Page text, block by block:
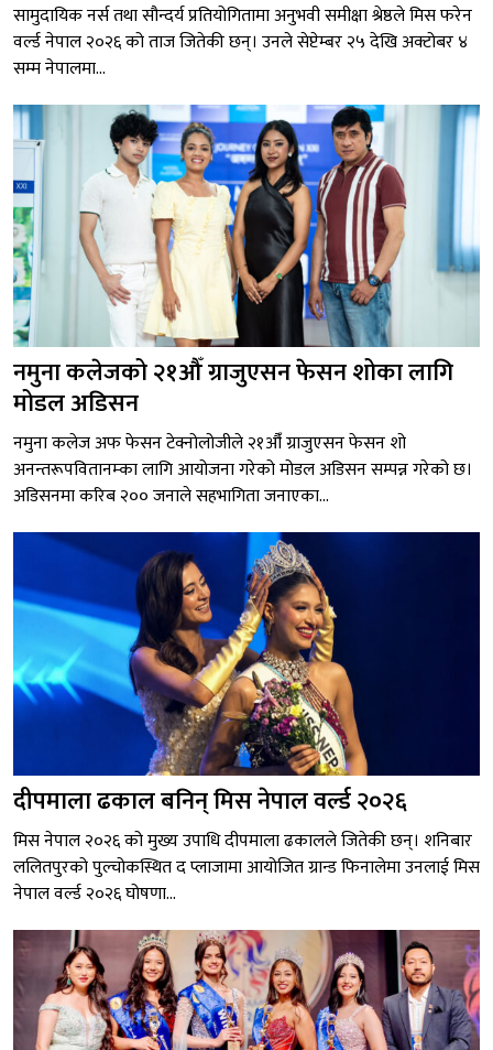
सामुदायिक नर्स तथा सौन्दर्य प्रतियोगितामा अनुभवी समीक्षा श्रेष्ठले मिस फरेन
वर्ल्ड नेपाल २०२६ को ताज जितेकी छन्। उनले सेप्टेम्बर २५ देखि अक्टोबर ४
सम्म नेपालमा...
नमुना कलेजको २१औँ ग्राजुएसन फेसन शोका लागि
मोडल अडिसन
नमुना कलेज अफ फेसन टेक्नोलोजीले २१औँ ग्राजुएसन फेसन शो
अनन्तरूपवितानम्का लागि आयोजना गरेको मोडल अडिसन सम्पन्न गरेको छ।
अडिसनमा करिब २०० जनाले सहभागिता जनाएका...
दीपमाला ढकाल बनिन् मिस नेपाल वर्ल्ड २०२६
मिस नेपाल २०२६ को मुख्य उपाधि दीपमाला ढकालले जितेकी छन्। शनिबार
ललितपुरको पुल्चोकस्थित द प्लाजामा आयोजित ग्रान्ड फिनालेमा उनलाई मिस
नेपाल वर्ल्ड २०२६ घोषणा...